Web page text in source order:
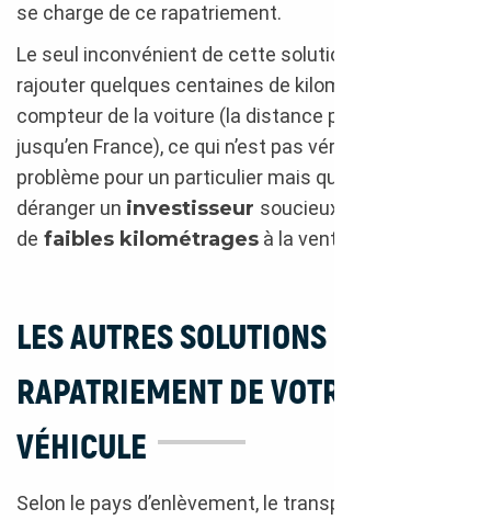
se charge de ce rapatriement.
Le seul inconvénient de cette solution est de
rajouter quelques centaines de kilomètres au
compteur de la voiture (la distance parcourue
jusqu’en France), ce qui n’est pas véritablement un
problème pour un particulier mais qui risque de
déranger un investisseur soucieux de proposer
de faibles kilométrages à la vente en occasion.
LES AUTRES SOLUTIONS DE
RAPATRIEMENT DE VOTRE
VÉHICULE
Selon le pays d’enlèvement, le transport par camion